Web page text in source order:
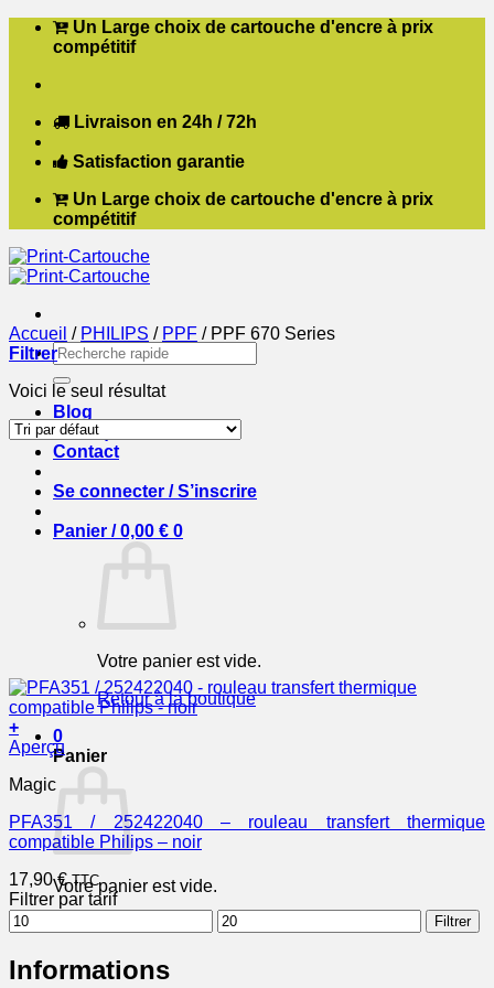
Passer Un Large choix de cartouche d'encre à prix
compétitif
Livraison en 24h / 72h
Satisfaction garantie
Un Large choix de cartouche d'encre à prix
compétitif
Recherche
pour :
Blog
Boutique
Contact
Se connecter / S’inscrire
Panier /0,00 € 0
Votre panier est vide.
Retour à la boutique
0
Panier
Votre panier est vide.
Accueil / PHILIPS / PPF /PPF 670 Series
Filtrer
Voici le seul résultat
+
Aperçu
Magic
PFA351 / 252422040 – rouleau transfert thermique
compatible Philips – noir
17,90€ TTC
Filtrer par tarif
Prix
min
Prix
max
Filtrer
Informations